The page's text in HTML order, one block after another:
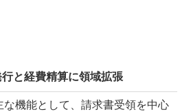
と経費精算に領域拡張
な機能として、請求書受領を中心